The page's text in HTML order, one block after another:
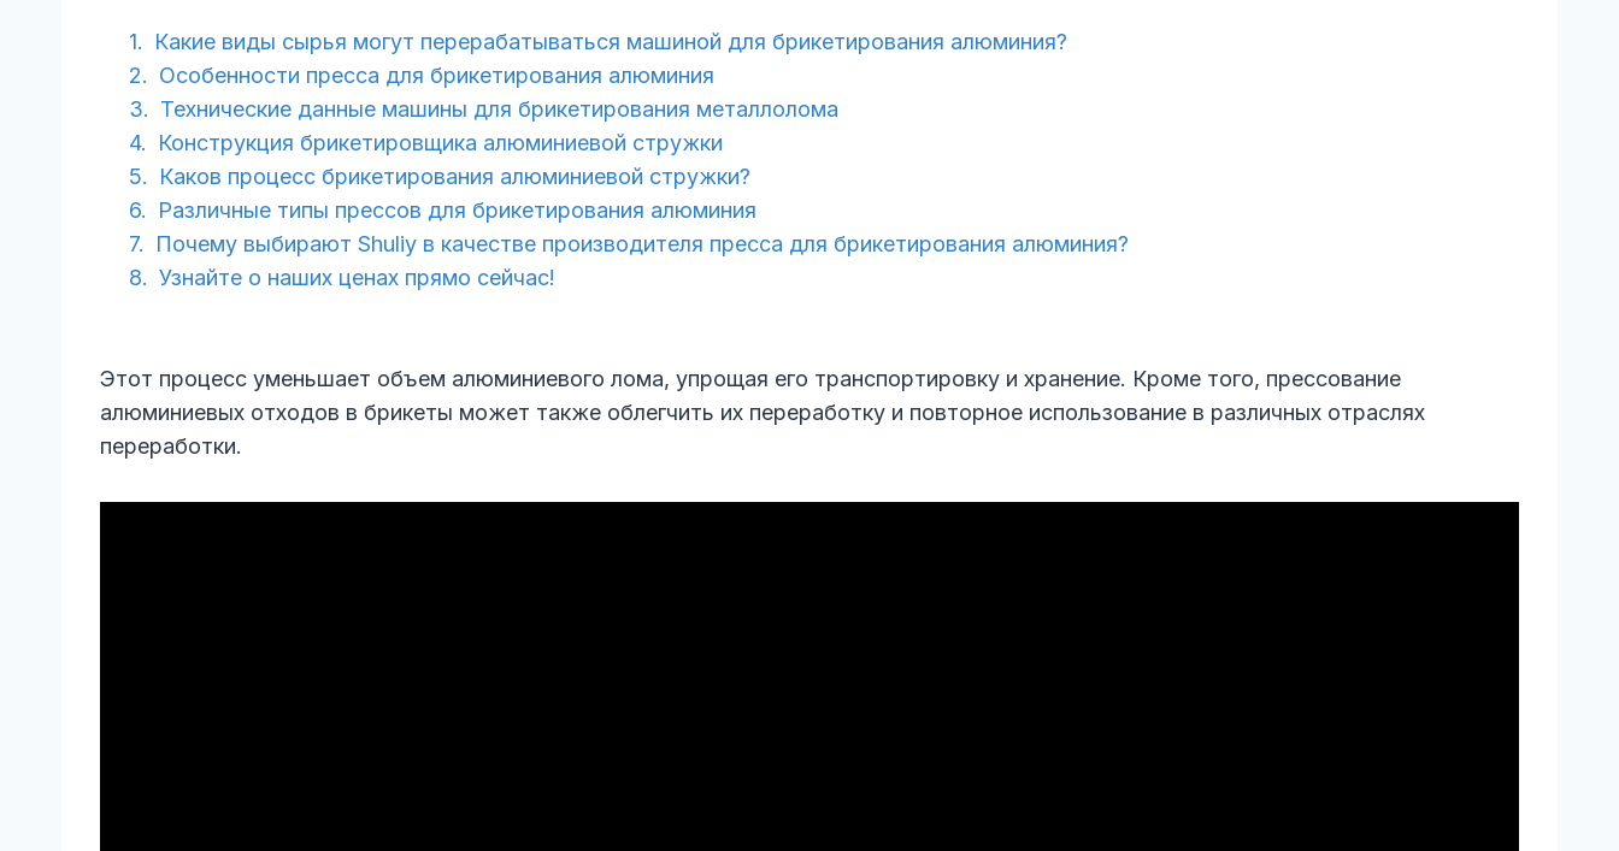
Какие виды сырья могут перерабатываться машиной для брикетирования алюминия?
Особенности пресса для брикетирования алюминия
Технические данные машины для брикетирования металлолома
Конструкция брикетировщика алюминиевой стружки
Каков процесс брикетирования алюминиевой стружки?
Различные типы прессов для брикетирования алюминия
Почему выбирают Shuliy в качестве производителя пресса для брикетирования алюминия?
Узнайте о наших ценах прямо сейчас!
Этот процесс уменьшает объем алюминиевого лома, упрощая его транспортировку и хранение. Кроме того, прессование
алюминиевых отходов в брикеты может также облегчить их переработку и повторное использование в различных отраслях
переработки.